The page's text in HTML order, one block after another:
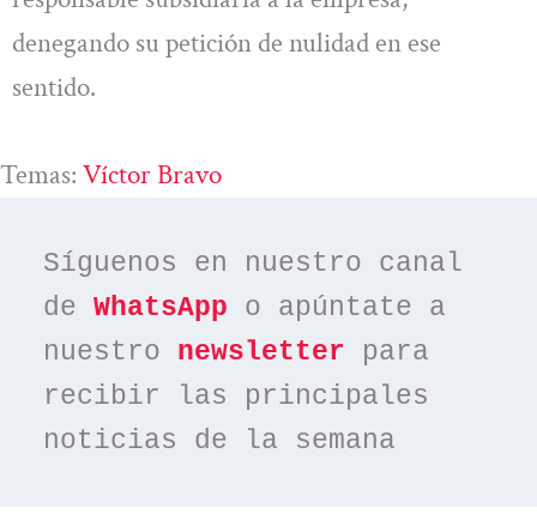
denegando su petición de nulidad en ese
sentido.
Temas: Víctor Bravo
Síguenos en nuestro canal
de WhatsApp o apúntate a
nuestro newsletter para
recibir las principales
noticias de la semana